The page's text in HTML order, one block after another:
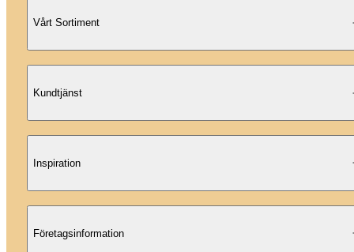
Vårt Sortiment
Kundtjänst
Inspiration
Företagsinformation